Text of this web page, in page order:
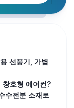
선풍기, 가볍
창호형 에어컨?
수전분 소재로